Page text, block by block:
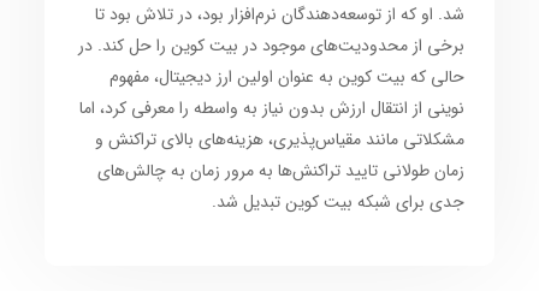
شد. او که از توسعه‌دهندگان نرم‌افزار بود، در تلاش بود تا
برخی از محدودیت‌های موجود در بیت کوین را حل کند. در
حالی که بیت کوین به عنوان اولین ارز دیجیتال، مفهوم
نوینی از انتقال ارزش بدون نیاز به واسطه را معرفی کرد، اما
مشکلاتی مانند مقیاس‌پذیری، هزینه‌های بالای تراکنش و
زمان طولانی تایید تراکنش‌ها به مرور زمان به چالش‌های
جدی برای شبکه بیت کوین تبدیل شد.